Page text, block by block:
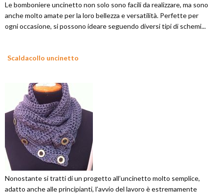
Le bomboniere uncinetto non solo sono facili da realizzare, ma sono
anche molto amate per la loro bellezza e versatilità. Perfette per
ogni occasione, si possono ideare seguendo diversi tipi di schemi...
Scaldacollo uncinetto
Nonostante si tratti di un progetto all’uncinetto molto semplice,
adatto anche alle principianti, l’avvio del lavoro è estremamente